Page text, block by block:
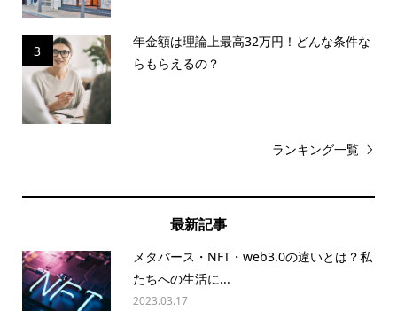
3
年金額は理論上最高32万円！どんな条件な
らもらえるの？
ランキング一覧
最新記事
メタバース・NFT・web3.0の違いとは？私
たちへの生活に...
2023.03.17